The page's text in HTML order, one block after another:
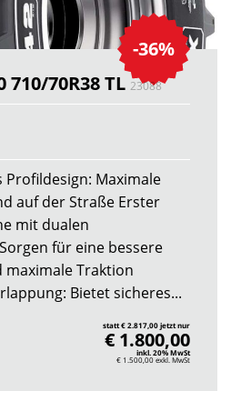
-36%
710/70R38 TL 23088
Profildesign: Maximale
auf der Straße Erster
mit dualen
für eine bessere
Traktion
Bietet sicheres...
statt € 2.817,00 jetzt nur
€ 1.800,00
inkl. 20% MwSt
€ 1.500,00exkl. MwSt